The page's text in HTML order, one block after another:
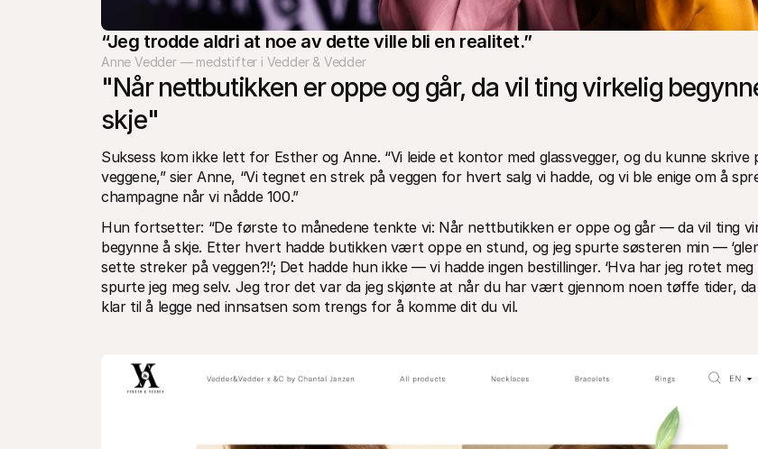
“Jeg trodde aldri at noe av dette ville bli en realitet.”
Anne Vedder — medstifter i Vedder & Vedder
"Når nettbutikken er oppe og går, da vil ting virkelig
skje"
Suksess kom ikke lett for Esther og Anne. “Vi leide et kontor med glassvegger, og du kunne skrive
veggene,” sier Anne, “Vi tegnet en strek på veggen for hvert salg vi hadde, og vi ble enige om å
champagne når vi nådde 100.”
Hun fortsetter: “De første to månedene tenkte vi: Når nettbutikken er oppe og går — da vil ting
begynne å skje. Etter hvert hadde butikken vært oppe en stund, og jeg spurte søsteren min —
sette streker på veggen?!’; Det hadde hun ikke — vi hadde ingen bestillinger. ‘Hva har jeg rotet meg
spurte jeg meg selv. Jeg tror det var da jeg skjønte at når du har vært gjennom noen tøffe tider,
klar til å legge ned innsatsen som trengs for å komme dit du vil.